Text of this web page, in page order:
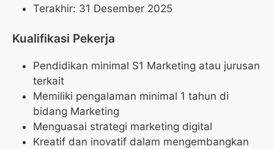
Terakhir: 31 Desember 2025
Kualifikasi Pekerja
Pendidikan minimal S1 Marketing atau jurusan
terkait
Memiliki pengalaman minimal 1 tahun di
bidang Marketing
Menguasai strategi marketing digital
Kreatif dan inovatif dalam mengembangkan